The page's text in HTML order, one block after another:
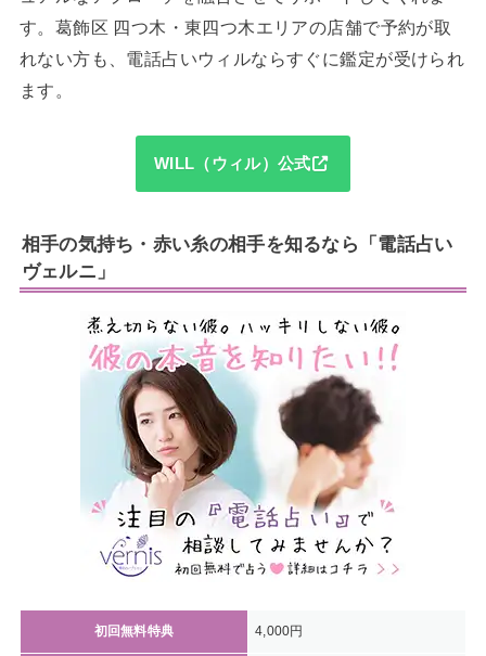
す。葛飾区 四つ木・東四つ木エリアの店舗で予約が取
れない方も、電話占いウィルならすぐに鑑定が受けられ
ます。
WILL（ウィル）公式
相手の気持ち・赤い糸の相手を知るなら「電話占い
ヴェルニ」
初回無料特典 4,000円